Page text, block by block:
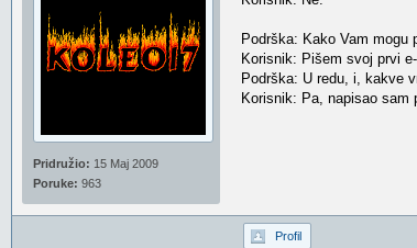
Pridružio: 15 Maj 2009
Poruke: 963
Podrška: Kako Vam mogu
Korisnik: Pišem svoj prvi
Podrška: U redu, i, kakve
Korisnik: Pa, napisao
Profil